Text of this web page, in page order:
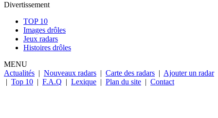
Divertissement
TOP 10
Images drôles
Jeux radars
Histoires drôles
MENU
Actualités | Nouveaux radars | Carte des radars | Ajouter un radar
| Top 10 | F.A.Q | Lexique | Plan du site | Contact